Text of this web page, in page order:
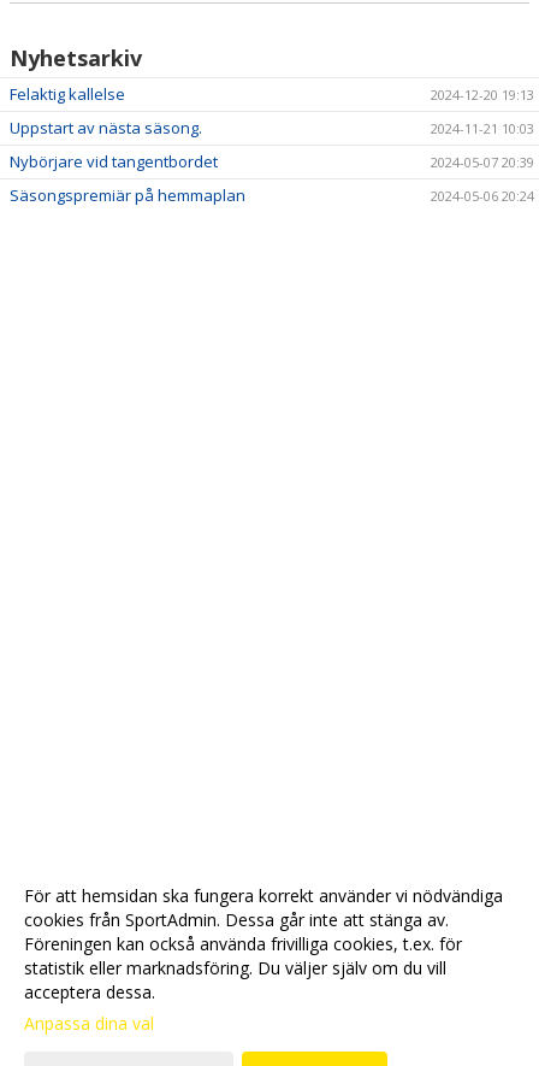
Nyhetsarkiv
Felaktig kallelse 2024-12-20 19:13
Uppstart av nästa säsong. 2024-11-21 10:03
Nybörjare vid tangentbordet 2024-05-07 20:39
Säsongspremiär på hemmaplan 2024-05-06 20:24
För att hemsidan ska fungera korrekt använder vi nödvändiga
cookies från SportAdmin. Dessa går inte att stänga av.
Föreningen kan också använda frivilliga cookies, t.ex. för
statistik eller marknadsföring. Du väljer själv om du vill
acceptera dessa.
Anpassa dina val